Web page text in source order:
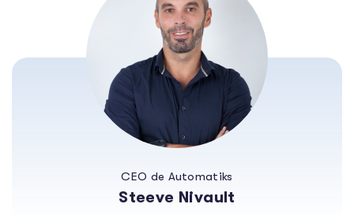
CEO de Automatiks
Steeve Nivault